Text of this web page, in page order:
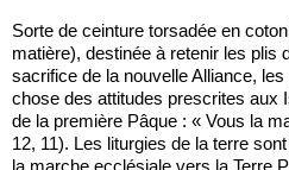
Sorte de ceinture torsadée en
matière), destinée à retenir les plis
sacrifice de la nouvelle Alliance,
chose des attitudes prescrites aux
de la première Pâque : « Vous la
12, 11). Les liturgies de la terre